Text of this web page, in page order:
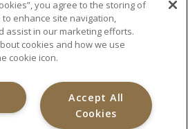
recibida se destina a la
del cargador de vehículo
you agree to the storing of
enhance site navigation,
assist in our marketing efforts.
cookies and how we use
cookie icon.
Accept All
Cookies